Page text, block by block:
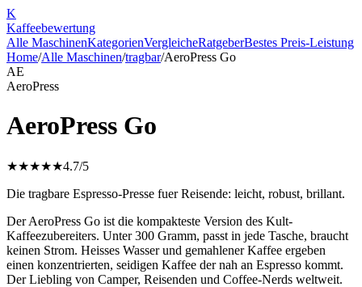
K
Kaffeebewertung
Alle MaschinenKategorienVergleicheRatgeberBestes Preis-Leistung
Home/Alle Maschinen/tragbar/AeroPress Go
AE
AeroPress
AeroPress Go
★★★★★4.7/5
Die tragbare Espresso-Presse fuer Reisende: leicht, robust, brillant.
Der AeroPress Go ist die kompakteste Version des Kult-
Kaffeezubereiters. Unter 300 Gramm, passt in jede Tasche, braucht
keinen Strom. Heisses Wasser und gemahlener Kaffee ergeben
einen konzentrierten, seidigen Kaffee der nah an Espresso kommt.
Der Liebling von Camper, Reisenden und Coffee-Nerds weltweit.